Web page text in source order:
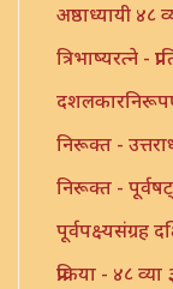
अष्ठाध्यायी ४८
त्रिभाष्यरत्ने -
दशलकारनिरूपणं
निरूक्त -
निरूक्त -
पूर्वपक्ष्यसंग्रह
प्रक्रिया - ४८ व्या